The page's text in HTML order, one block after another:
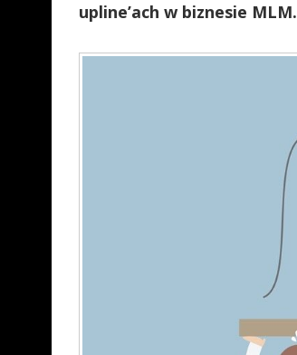
upline’ach w biznesie MLM.